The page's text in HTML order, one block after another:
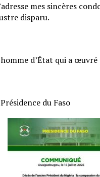
mes sincères
disparu.
d’État qui a
du Faso